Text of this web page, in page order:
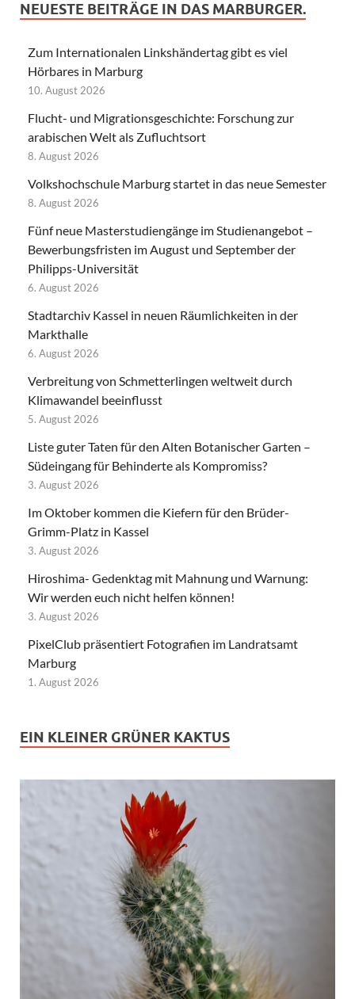
NEUESTE BEITRÄGE IN DAS MARBURGER.
Zum Internationalen Linkshändertag gibt es viel
Hörbares in Marburg
10. August 2026
Flucht- und Migrationsgeschichte: Forschung zur
arabischen Welt als Zufluchtsort
8. August 2026
Volkshochschule Marburg startet in das neue Semester
8. August 2026
Fünf neue Masterstudiengänge im Studienangebot –
Bewerbungsfristen im August und September der
Philipps-Universität
6. August 2026
Stadtarchiv Kassel in neuen Räumlichkeiten in der
Markthalle
6. August 2026
Verbreitung von Schmetterlingen weltweit durch
Klimawandel beeinflusst
5. August 2026
Liste guter Taten für den Alten Botanischer Garten –
Südeingang für Behinderte als Kompromiss?
3. August 2026
Im Oktober kommen die Kiefern für den Brüder-
Grimm-Platz in Kassel
3. August 2026
Hiroshima- Gedenktag mit Mahnung und Warnung:
Wir werden euch nicht helfen können!
3. August 2026
PixelClub präsentiert Fotografien im Landratsamt
Marburg
1. August 2026
EIN KLEINER GRÜNER KAKTUS